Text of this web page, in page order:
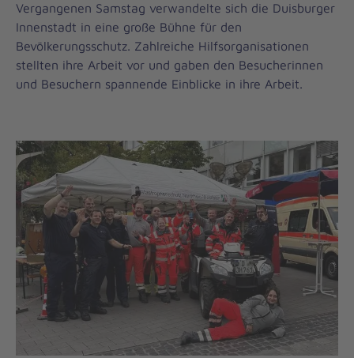
Vergangenen Samstag verwandelte sich die Duisburger
Innenstadt in eine große Bühne für den
Bevölkerungsschutz. Zahlreiche Hilfsorganisationen
stellten ihre Arbeit vor und gaben den Besucherinnen
und Besuchern spannende Einblicke in ihre Arbeit.